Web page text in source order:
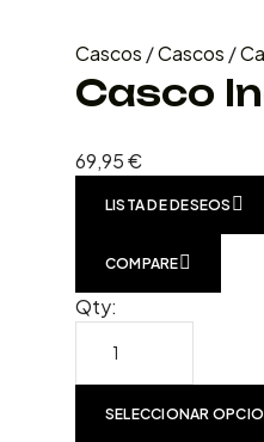
Cascos /Cascos /
Casco
69,95€
LISTA DE DESEOS
COMPARE
Qty:
SELECCIONAR